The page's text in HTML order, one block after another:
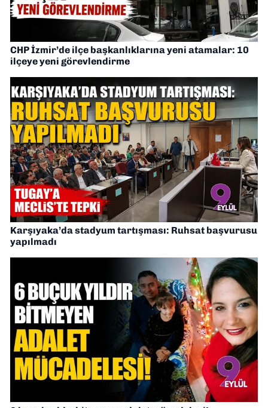
CHP İzmir’de ilçe başkanlıklarına yeni atamalar: 10
ilçeye yeni görevlendirme
Karşıyaka’da stadyum tartışması: Ruhsat başvurusu
yapılmadı